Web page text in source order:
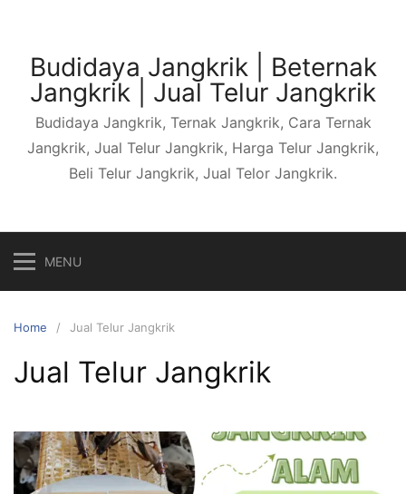
contentBudidaya Jangkrik | Beternak
Jangkrik | Jual Telur Jangkrik
Budidaya Jangkrik, Ternak Jangkrik, Cara Ternak
Jangkrik, Jual Telur Jangkrik, Harga Telur Jangkrik,
Beli Telur Jangkrik, Jual Telor Jangkrik.
MENU
Home Jual Telur Jangkrik
Jual Telur Jangkrik